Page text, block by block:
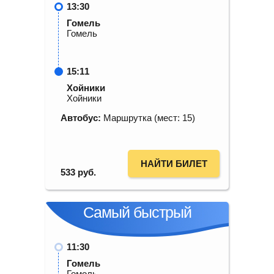
13:30
Гомель
Гомель
15:11
Хойники
Хойники
Автобус: Маршрутка (мест: 15)
533 руб.
НАЙТИ БИЛЕТ
Самый быстрый
11:30
Гомель